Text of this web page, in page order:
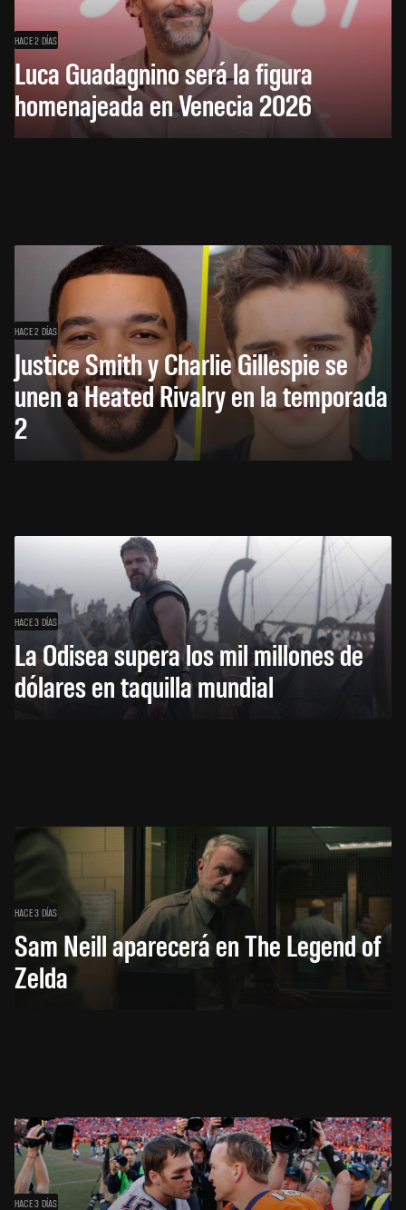
HACE 2 DÍAS
Luca Guadagnino será la figura
homenajeada en Venecia 2026
HACE 2 DÍAS
Justice Smith y Charlie Gillespie se
unen a Heated Rivalry en la temporada
2
HACE 3 DÍAS
La Odisea supera los mil millones de
dólares en taquilla mundial
HACE 3 DÍAS
Sam Neill aparecerá en The Legend of
Zelda
HACE 3 DÍAS